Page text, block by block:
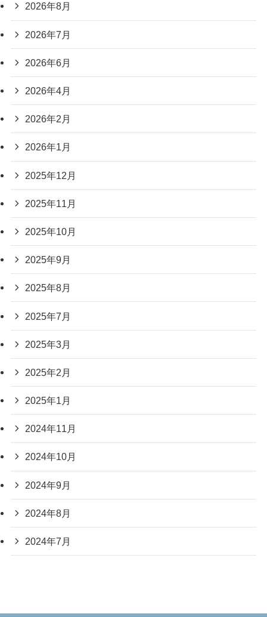
2026年8月
2026年7月
2026年6月
2026年4月
2026年2月
2026年1月
2025年12月
2025年11月
2025年10月
2025年9月
2025年8月
2025年7月
2025年3月
2025年2月
2025年1月
2024年11月
2024年10月
2024年9月
2024年8月
2024年7月